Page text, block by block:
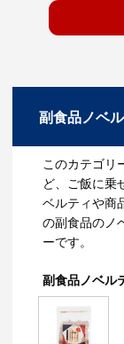
副食品ノベ
このカテゴリ
ど、ご飯に乗
ベルティや商
の副食品のノ
ーです。
副食品ノベル